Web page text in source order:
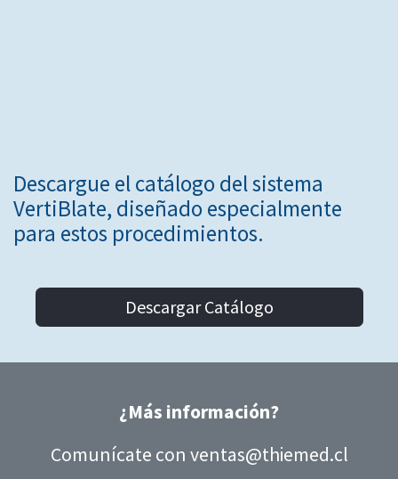
Descargue el catálogo del sistema
VertiBlate, diseñado especialmente
para estos procedimientos.
Descargar Catálogo
¿Más información?
Comunícate con ventas@thiemed.cl